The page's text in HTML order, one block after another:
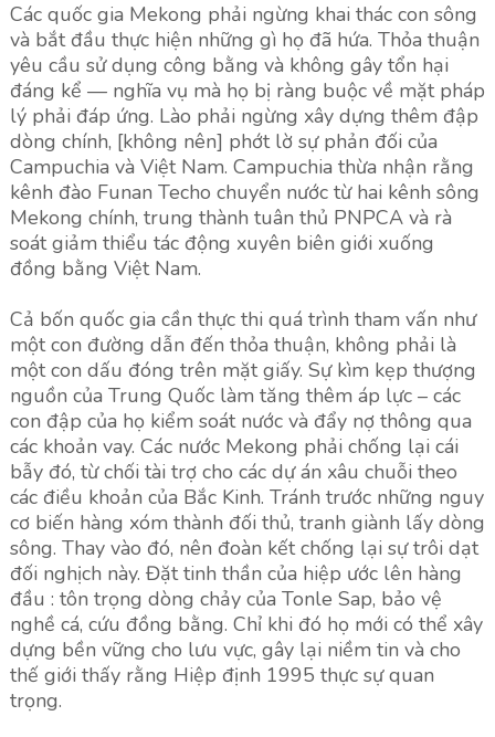
Các quốc gia Mekong phải ngừng khai thác con sông
và bắt đầu thực hiện những gì họ đã hứa. Thỏa thuận
yêu cầu sử dụng công bằng và không gây tổn hại
đáng kể — nghĩa vụ mà họ bị ràng buộc về mặt pháp
lý phải đáp ứng. Lào phải ngừng xây dựng thêm đập
dòng chính, [không nên] phớt lờ sự phản đối của
Campuchia và Việt Nam. Campuchia thừa nhận rằng
kênh đào Funan Techo chuyển nước từ hai kênh sông
Mekong chính, trung thành tuân thủ PNPCA và rà
soát giảm thiểu tác động xuyên biên giới xuống
đồng bằng Việt Nam.
Cả bốn quốc gia cần thực thi quá trình tham vấn như
một con đường dẫn đến thỏa thuận, không phải là
một con dấu đóng trên mặt giấy. Sự kìm kẹp thượng
nguồn của Trung Quốc làm tăng thêm áp lực – các
con đập của họ kiểm soát nước và đẩy nợ thông qua
các khoản vay. Các nước Mekong phải chống lại cái
bẫy đó, từ chối tài trợ cho các dự án xâu chuỗi theo
các điều khoản của Bắc Kinh. Tránh trước những nguy
cơ biến hàng xóm thành đối thủ, tranh giành lấy dòng
sông. Thay vào đó, nên đoàn kết chống lại sự trôi dạt
đối nghịch này. Đặt tinh thần của hiệp ước lên hàng
đầu : tôn trọng dòng chảy của Tonle Sap, bảo vệ
nghề cá, cứu đồng bằng. Chỉ khi đó họ mới có thể xây
dựng bền vững cho lưu vực, gây lại niềm tin và cho
thế giới thấy rằng Hiệp định 1995 thực sự quan
trọng.